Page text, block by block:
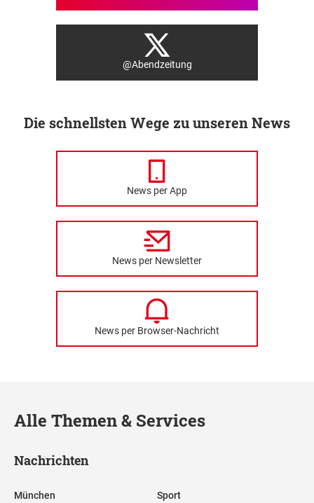
@Abendzeitung
Die schnellsten Wege zu unseren News
News per App
News per Newsletter
News per Browser-Nachricht
Alle Themen & Services
Nachrichten
München Sport